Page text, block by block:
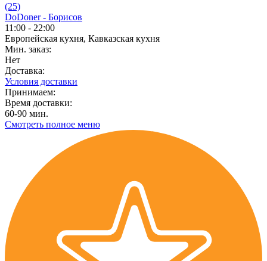
(25)
DoDoner - Борисов
11:00 - 22:00
Европейская кухня, Кавказская кухня
Мин. заказ:
Нет
Доставка:
Условия доставки
Принимаем:
Время доставки:
60-90 мин.
Смотреть полное меню